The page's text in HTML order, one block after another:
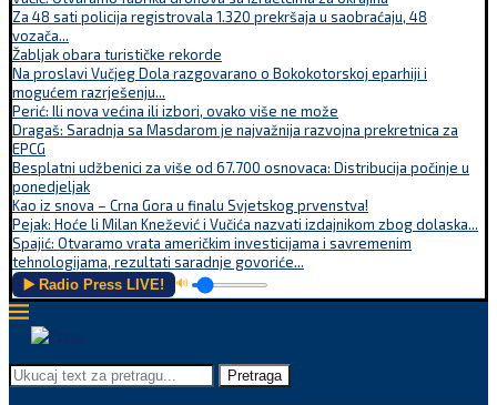
Za 48 sati policija registrovala 1.320 prekršaja u saobraćaju, 48
vozača...
Žabljak obara turističke rekorde
Na proslavi Vučjeg Dola razgovarano o Bokokotorskoj eparhiji i
mogućem razrješenju...
Perić: Ili nova većina ili izbori, ovako više ne može
Dragaš: Saradnja sa Masdarom je najvažnija razvojna prekretnica za
EPCG
Besplatni udžbenici za više od 67.700 osnovaca: Distribucija počinje u
ponedjeljak
Kao iz snova – Crna Gora u finalu Svjetskog prvenstva!
Pejak: Hoće li Milan Knežević i Vučića nazvati izdajnikom zbog dolaska...
Spajić: Otvaramo vrata američkim investicijama i savremenim
tehnologijama, rezultati saradnje govoriće...
▶️ Radio Press LIVE! 🔊
Pretraga